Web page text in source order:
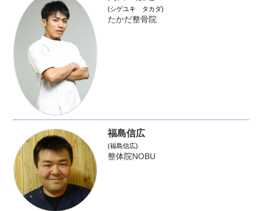
(シゲユキ タカダ)
たかだ整骨院
福島信広
(福島信広)
整体院NOBU